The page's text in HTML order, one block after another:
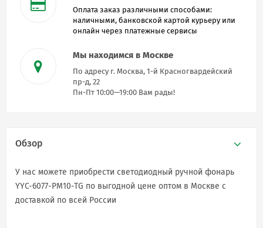
Оплата заказ различными способами:
наличными, банковской картой курьеру или
онлайн через платежные сервисы
Мы находимся в Москве
По адресу г. Москва, 1-й Красногвардейский
пр-д, 22
Пн-Пт 10:00—19:00 Вам рады!
Обзор
У нас можете приобрести светодиодный ручной фонарь
YYC-6077-PM10-TG по выгодной цене оптом в Москве с
доставкой по всей России